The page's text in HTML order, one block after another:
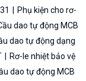
Phụ kiện cho rơ-
dao tự động MCB
dao tự động dạng
Rơ-le nhiệt bảo vệ
dao tự động MCB